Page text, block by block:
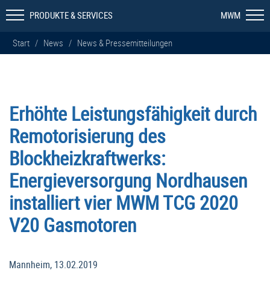
PRODUKTE & SERVICES MWM
Start / News / News & Pressemitteilungen
Erhöhte Leistungsfähigkeit durch
Remotorisierung des
Blockheizkraftwerks:
Energieversorgung Nordhausen
installiert vier MWM TCG 2020
V20 Gasmotoren
Mannheim, 13.02.2019